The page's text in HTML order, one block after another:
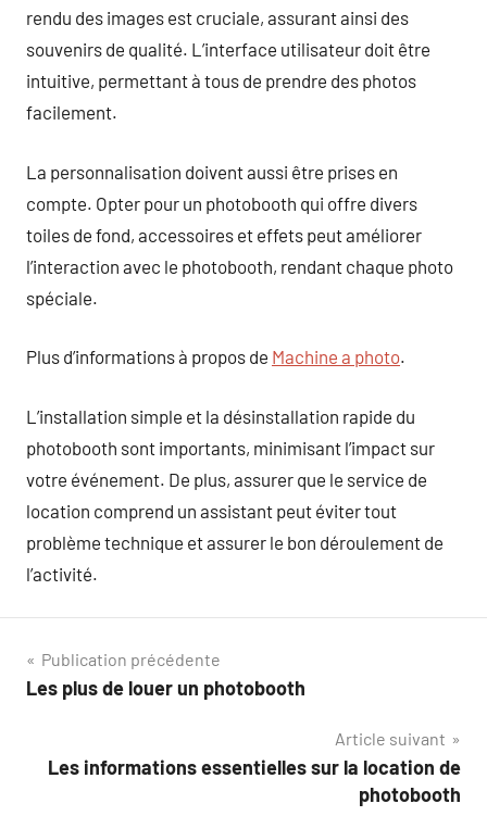
rendu des images est cruciale, assurant ainsi des
souvenirs de qualité. L’interface utilisateur doit être
intuitive, permettant à tous de prendre des photos
facilement.
La personnalisation doivent aussi être prises en
compte. Opter pour un photobooth qui offre divers
toiles de fond, accessoires et effets peut améliorer
l’interaction avec le photobooth, rendant chaque photo
spéciale.
Plus d’informations à propos de Machine a photo.
L’installation simple et la désinstallation rapide du
photobooth sont importants, minimisant l’impact sur
votre événement. De plus, assurer que le service de
location comprend un assistant peut éviter tout
problème technique et assurer le bon déroulement de
l’activité.
Navigation
de
Publication précédente
Les plus de louer un photobooth
Article suivant
Les informations essentielles sur la location de
photobooth